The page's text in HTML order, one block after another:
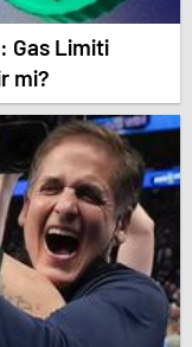
Gas Limiti
mi?